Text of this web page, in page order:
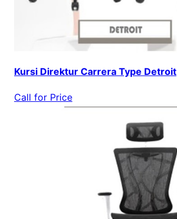
Kursi Direktur Carrera Type Detroit
Call for Price